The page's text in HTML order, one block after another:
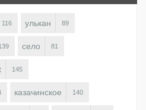
116 улькан 89
село 81
145
казачинское 140